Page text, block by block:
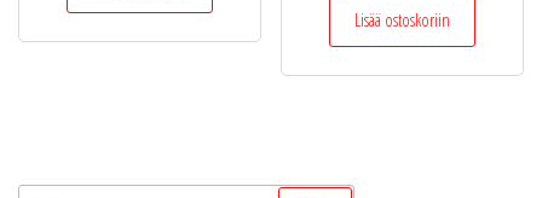
Lisää ostoskoriin